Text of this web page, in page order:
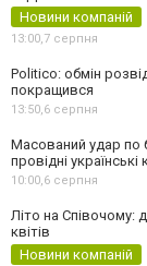
Новини компаній
13:00,7 серпня
Politico: обмін
покращився
13:50,6 серпня
Масований удар по
провідні українські
10:00,6 серпня
Літо на Співочому:
квітів
Новини компаній